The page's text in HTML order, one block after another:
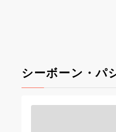
シーボーン・パ